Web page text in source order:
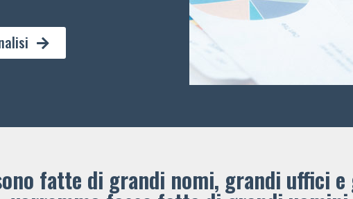
fatte di grandi nomi, grandi uffici